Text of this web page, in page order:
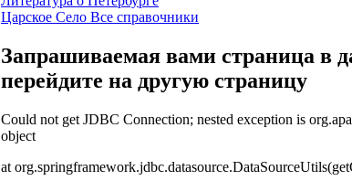
Царское Село Все справочники
Запрашиваемая вами страница в
перейдите на другую страницу
Could not get JDBC Connection; nested exception is
object
at